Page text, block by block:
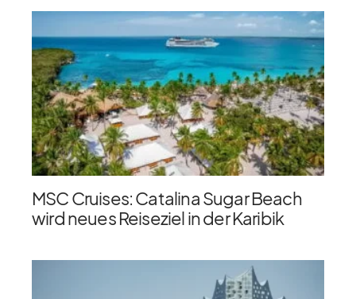
MSC Cruises: Catalina Sugar Beach
wird neues Reiseziel in der Karibik